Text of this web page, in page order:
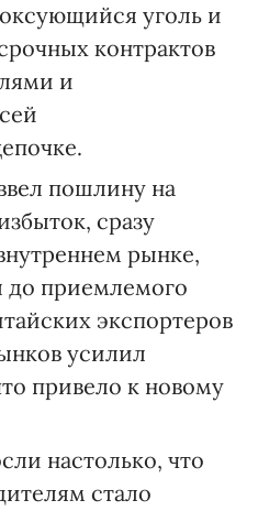
уголь и
контрактов
и
пошлину на
сразу
рынке,
до приемлемого
экспортеров
усилил
привело к новому
настолько, что
стало